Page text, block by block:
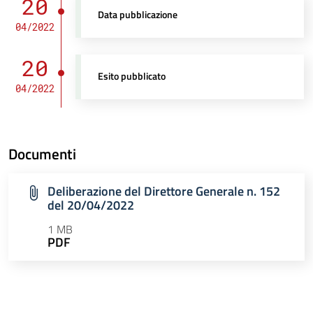
20
04/2022
Data pubblicazione
20
04/2022
Esito pubblicato
Documenti
Deliberazione del Direttore Generale n. 152
del 20/04/2022
1 MB
PDF